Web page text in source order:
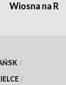
Wiosna na
/
/